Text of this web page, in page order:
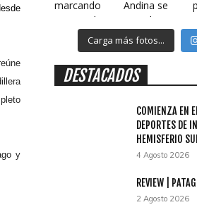
y
Carga más fotos...
DESTACADOS
COMIENZA EN
DEPORTES DE
HEMISFERIO
4 Agosto 2026
REVIEW |
2 Agosto 2026